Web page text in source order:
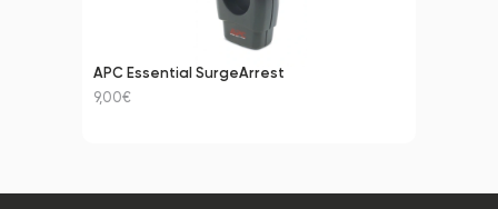
APC Essential SurgeArrest
9,00€